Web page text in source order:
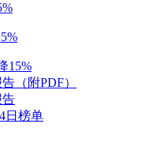
15%
（附PDF）
告
日榜单